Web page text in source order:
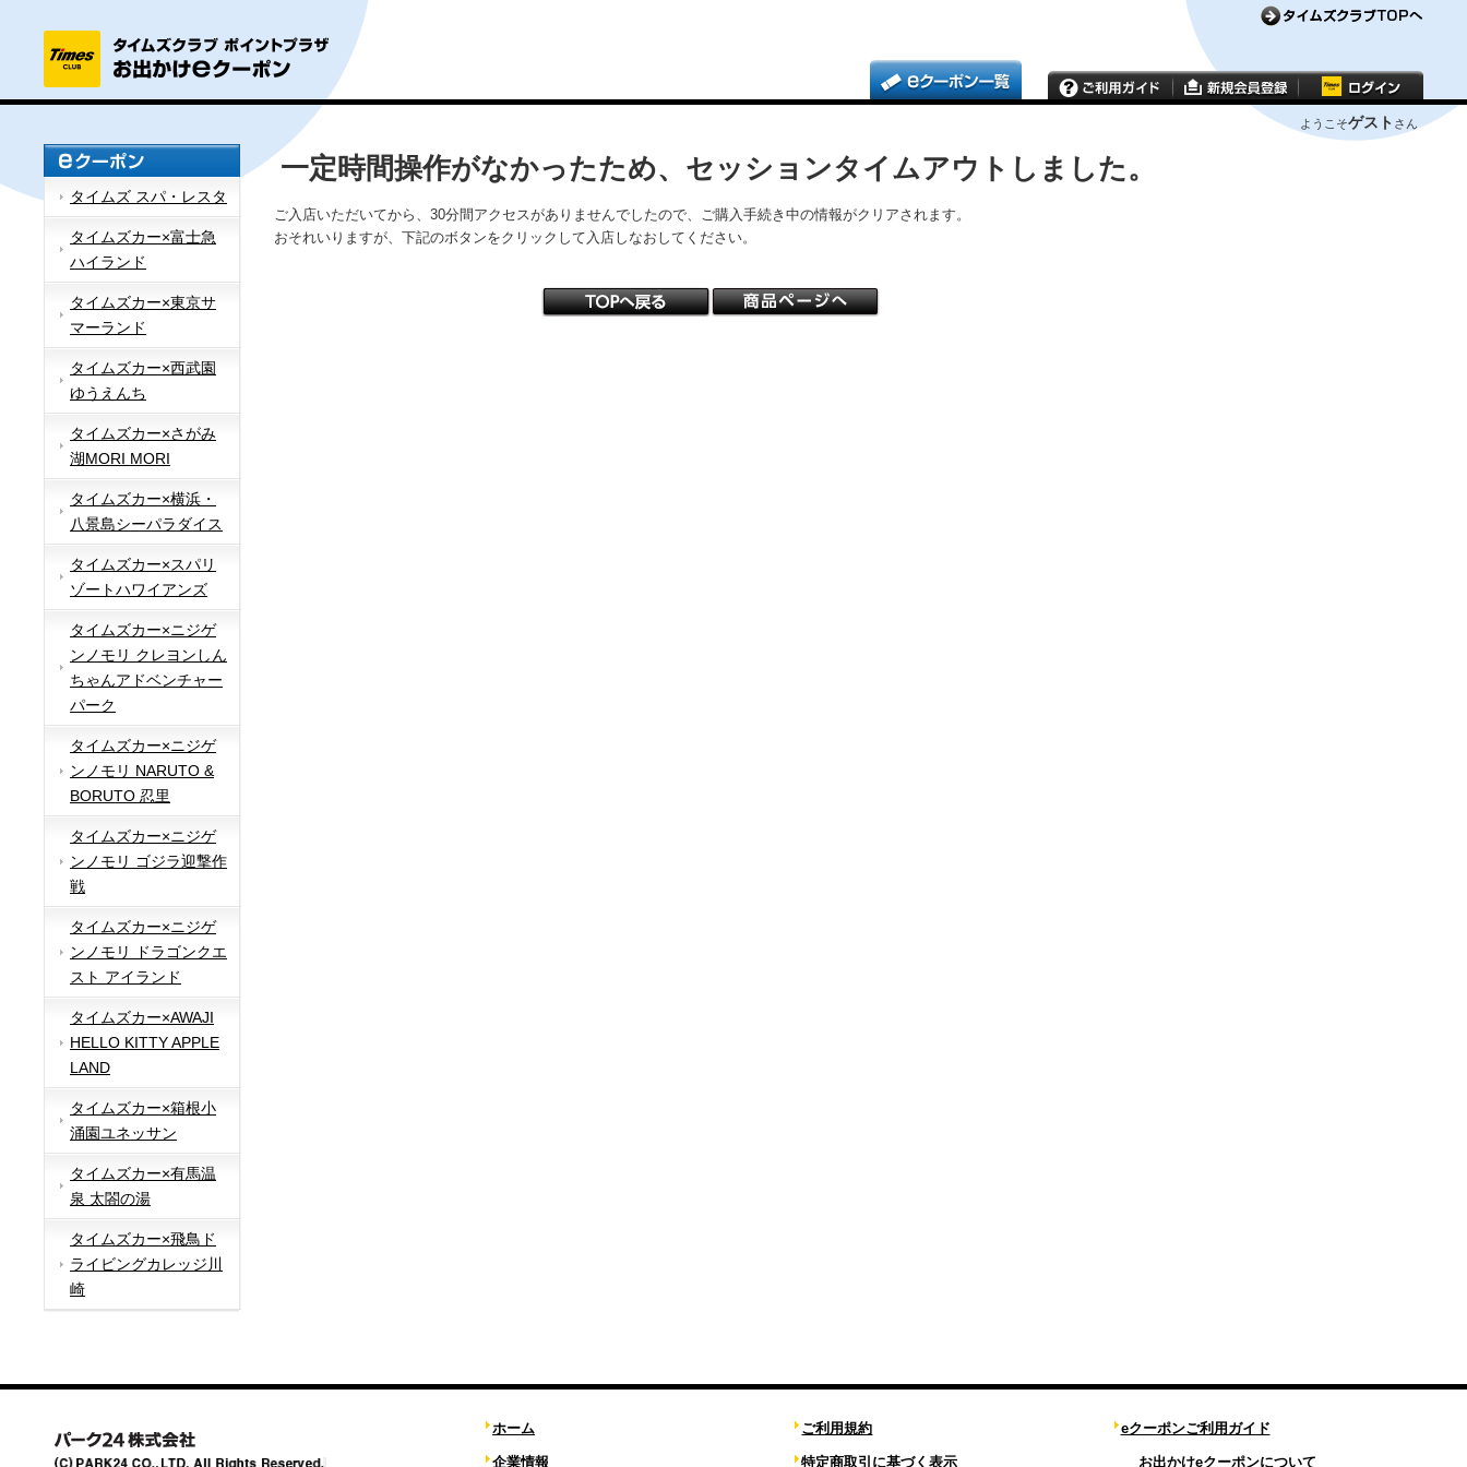
ようこそゲスト さん
タイムズ スパ・レスタ
タイムズカー×富士急
ハイランド
タイムズカー×東京サ
マーランド
タイムズカー×西武園
ゆうえんち
タイムズカー×さがみ
湖MORI MORI
タイムズカー×横浜・
八景島シーパラダイス
タイムズカー×スパリ
ゾートハワイアンズ
タイムズカー×ニジゲ
ンノモリ クレヨンしん
ちゃんアドベンチャー
パーク
タイムズカー×ニジゲ
ンノモリ NARUTO &
BORUTO 忍里
タイムズカー×ニジゲ
ンノモリ ゴジラ迎撃作
戦
タイムズカー×ニジゲ
ンノモリ ドラゴンクエ
スト アイランド
タイムズカー×AWAJI
HELLO KITTY APPLE
LAND
タイムズカー×箱根小
涌園ユネッサン
タイムズカー×有馬温
泉 太閤の湯
タイムズカー×飛鳥ド
ライビングカレッジ川
崎
一定時間操作がなかったため、セッションタイムアウトしました。
ご入店いただいてから、30分間アクセスがありませんでしたので、ご購入手続き中の情報がクリアされます。
おそれいりますが、下記のボタンをクリックして入店しなおしてください。
ホーム
企業情報
ご利用規約
特定商取引に基づく表示
eクーポンご利用ガイド
お出かけeクーポンについて